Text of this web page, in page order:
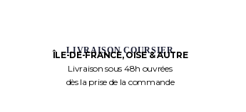
LIVRAISON COURSIER
ÎLE-DE-FRANCE, OISE & AUTRE
Livraison sous 48h ouvrées
dès la prise de la commande